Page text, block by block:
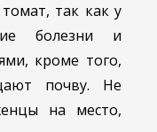
так как у
болезни и
кроме того,
почву. Не
на место,